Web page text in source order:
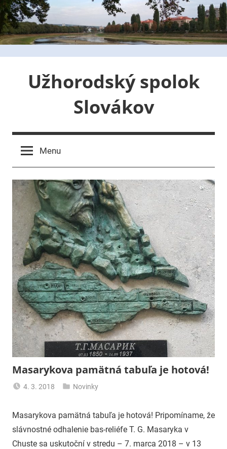
Skip
to
content
Užhorodský spolok
Slovákov
Menu
Masarykova pamätná tabuľa je hotová!
4. 3. 2018
Novinky
Masarykova pamätná tabuľa je hotová! Pripomíname, že
slávnostné odhalenie bas-reliéfe T. G. Masaryka v
Chuste sa uskutoční v stredu – 7. marca 2018 – v 13